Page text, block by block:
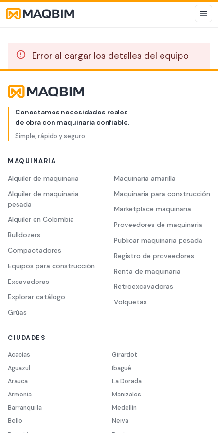
Error al cargar los detalles del equipo
Conectamos necesidades reales
de obra con maquinaria confiable.
Simple, rápido y seguro.
MAQUINARIA
Alquiler de maquinaria
Alquiler de maquinaria
pesada
Alquiler en Colombia
Bulldozers
Compactadores
Equipos para construcción
Excavadoras
Explorar catálogo
Grúas
Maquinaria amarilla
Maquinaria para construcción
Marketplace maquinaria
Proveedores de maquinaria
Publicar maquinaria pesada
Registro de proveedores
Renta de maquinaria
Retroexcavadoras
Volquetas
CIUDADES
Acacías
Aguazul
Arauca
Armenia
Barranquilla
Bello
Girardot
Ibagué
La Dorada
Manizales
Medellín
Neiva